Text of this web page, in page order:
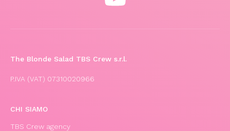
The Blonde Salad TBS Crew s.r.l.
P.IVA (VAT) 07310020966
CHI SIAMO
TBS Crew agency